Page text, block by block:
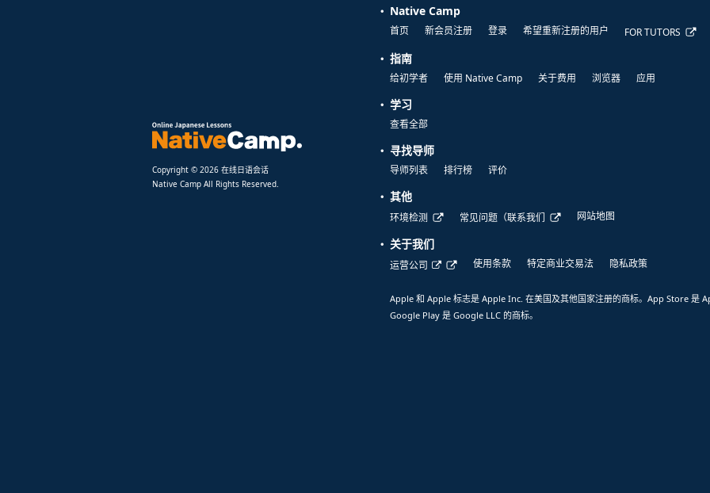
Copyright © 2026 在线日语会话
Native Camp All Rights Reserved.
Native Camp
首页 新会员注册 登录 希望重新注册的用户 FOR TUTORS
指南
给初学者 使用 Native Camp 关于费用 浏览器 应用
学习
查看全部
寻找导师
导师列表 排行榜 评价
其他
环境检测 常见问题（联系我们 网站地图
关于我们
运营公司 使用条款 特定商业交易法 隐私政策
Apple 和 Apple 标志是 Apple Inc. 在美国及其他国家注册的商标。App Store 是
Google Play 是 Google LLC 的商标。